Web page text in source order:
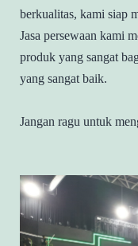
berkualitas, kami siap
Jasa persewaan kami
produk yang sangat
yang sangat baik.
Jangan ragu untuk